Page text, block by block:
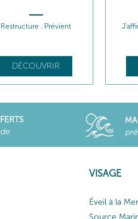
Restructure . Prévient
DÉCOUVRIR
VISAGE
Éveil à la Mer
Source